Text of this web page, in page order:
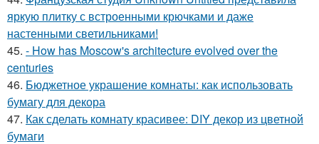
яркую плитку с встроенными крючками и даже
настенными светильниками!
45. - How has Moscow's architecture evolved over the
centuries
46. Бюджетное украшение комнаты: как использовать
бумагу для декора
47. Как сделать комнату красивее: DIY декор из цветной
бумаги